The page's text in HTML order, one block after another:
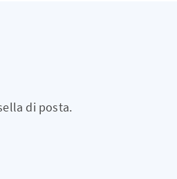
di posta.